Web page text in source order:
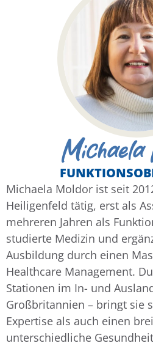
Michaela
Michaela Moldor ist seit
Heiligenfeld tätig, erst als
mehreren Jahren als
studierte Medizin und
Ausbildung durch einen
Healthcare Management.
Stationen im In- und
Großbritannien – bringt sie
Expertise als auch einen
unterschiedliche